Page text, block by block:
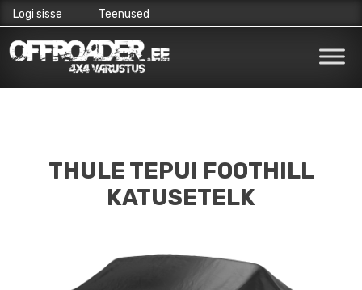
to
Logi sisse Teenused
THULE TEPUI FOOTHILL
KATUSETELK